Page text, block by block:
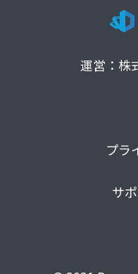
運営：株
プラ
サ